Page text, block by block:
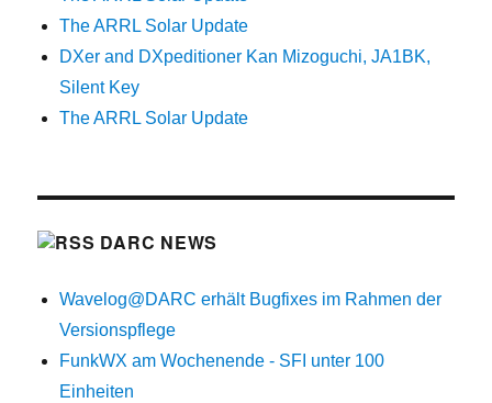
The ARRL Solar Update
DXer and DXpeditioner Kan Mizoguchi, JA1BK,
Silent Key
The ARRL Solar Update
DARC NEWS
Wavelog@DARC erhält Bugfixes im Rahmen der
Versionspflege
FunkWX am Wochenende - SFI unter 100
Einheiten